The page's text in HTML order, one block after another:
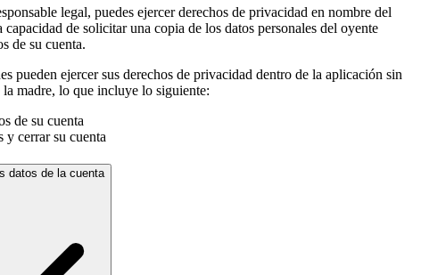
legal, puedes ejercer derechos de privacidad en nombre del
de solicitar una copia de los datos personales del oyente
de su cuenta.
pueden ejercer sus derechos de privacidad dentro de la aplicación sin
madre, lo que incluye lo siguiente:
de su cuenta
y cerrar su cuenta
datos de la cuenta